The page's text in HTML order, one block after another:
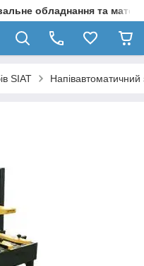
обладнання та
SIAT